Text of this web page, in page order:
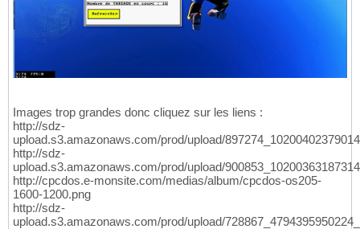
Images trop grandes donc cliquez sur les liens :
http://sdz-
upload.s3.amazonaws.com/prod/upload/
http://sdz-
upload.s3.amazonaws.com/prod/upload/
http://cpcdos.e-monsite.com/medias/album/cpcdos-os205-
1600-1200.png
http://sdz-
upload.s3.amazonaws.com/prod/upload/